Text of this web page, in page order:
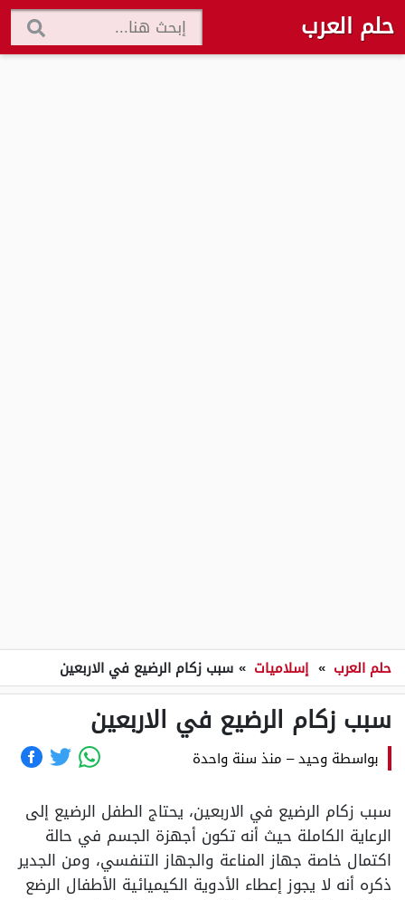
حلم العرب
حلم العرب » إسلاميات » سبب زكام الرضيع في الاربعين
سبب زكام الرضيع في الاربعين
بواسطة وحيد– منذ سنة واحدة
سبب زكام الرضيع في الاربعين، يحتاج الطفل الرضيع إلى
الرعاية الكاملة حيث أنه تكون أجهزة الجسم في حالة
اكتمال خاصة جهاز المناعة والجهاز التنفسي، ومن الجدير
ذكره أنه لا يجوز إعطاء الأدوية الكيميائية الأطفال الرضع